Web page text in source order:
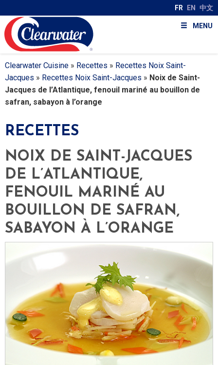
MENU
FR EN 中文
Clearwater Cuisine » Recettes » Recettes Noix Saint-
Jacques » Recettes Noix Saint-Jacques » Noix de Saint-
Jacques de l’Atlantique, fenouil mariné au bouillon de
safran, sabayon à l’orange
RECETTES
NOIX DE SAINT-JACQUES
DE L’ATLANTIQUE,
FENOUIL MARINÉ AU
BOUILLON DE SAFRAN,
SABAYON À L’ORANGE